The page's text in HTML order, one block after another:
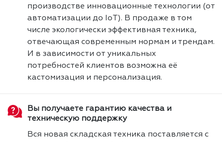
производстве инновационные технологии (от
автоматизации до IoT). В продаже в том
числе экологически эффективная техника,
отвечающая современным нормам и трендам.
И в зависимости от уникальных
потребностей клиентов возможна её
кастомизация и персонализация.
Вы получаете гарантию качества и
техническую поддержку
Вся новая складская техника поставляется с